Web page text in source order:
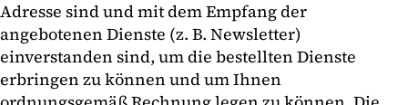
Adresse sind und mit dem Empfang der
angebotenen Dienste (z. B. Newsletter)
einverstanden sind, um die bestellten Dienste
erbringen zu können und um Ihnen